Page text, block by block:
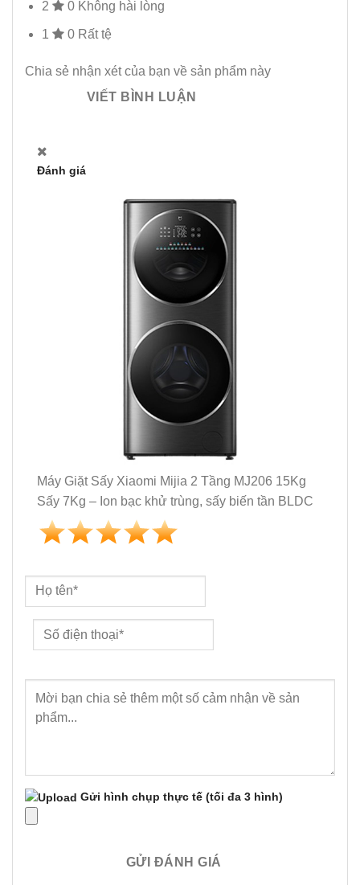
2 0 Không hài lòng
1 0 Rất tệ
Chia sẻ nhận xét của bạn về sản phẩm này
VIẾT BÌNH LUẬN
Đánh giá
Máy Giặt Sấy Xiaomi Mijia 2 Tầng MJ206 15Kg
Sấy 7Kg – Ion bạc khử trùng, sấy biến tần BLDC
Gửi hình chụp thực tế (tối đa 3 hình)
GỬI ĐÁNH GIÁ